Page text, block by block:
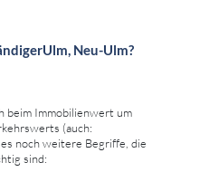
Neu-Ulm?
beim Immobilienwert um
(auch:
noch weitere Begriffe, die
sind: